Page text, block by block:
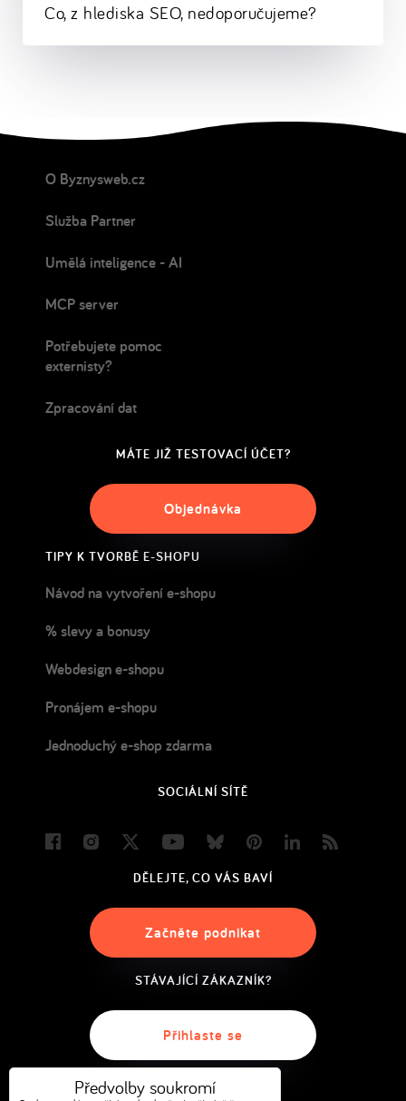
Co, z hlediska SEO, nedoporučujeme?
O Byznysweb.cz
Služba Partner
Umělá inteligence - AI
MCP server
Potřebujete pomoc
externisty?
Zpracování dat
MÁTE JIŽ TESTOVACÍ ÚČET?
Objednávka
TIPY K TVORBĚ E-SHOPU
Návod na vytvoření e-shopu
% slevy a bonusy
Webdesign e-shopu
Pronájem e-shopu
Jednoduchý e-shop zdarma
SOCIÁLNÍ SÍTĚ
FacebookInstagram
Twitter YoutubeBlueskyPinterestLinkedIn
DĚLEJTE, CO VÁS BAVÍ
Začněte podnikat
STÁVAJÍCÍ ZÁKAZNÍK?
Přihlaste se
Předvolby soukromí